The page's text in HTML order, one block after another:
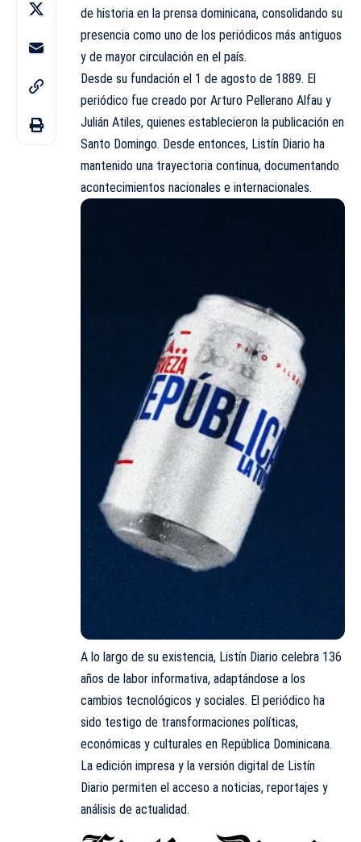
de historia en la prensa dominicana, consolidando su
presencia como uno de los periódicos más antiguos
y de mayor circulación en el país.
Desde su fundación el 1 de agosto de 1889. El
periódico fue creado por Arturo Pellerano Alfau y
Julián Atiles, quienes establecieron la publicación en
Santo Domingo. Desde entonces, Listín Diario ha
mantenido una trayectoria continua, documentando
acontecimientos nacionales e internacionales.
A lo largo de su existencia, Listín Diario celebra 136
años de labor informativa, adaptándose a los
cambios tecnológicos y sociales. El periódico ha
sido testigo de transformaciones políticas,
económicas y culturales en República Dominicana.
La edición impresa y la versión digital de Listín
Diario permiten el acceso a noticias, reportajes y
análisis de actualidad.